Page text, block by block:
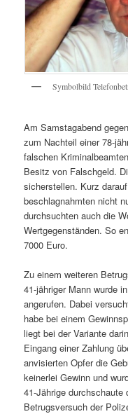
Symbolbild
Am Samstagabend
zum Nachteil einer 78-
falschen
Besitz von Falschgeld.
sicherstellen. Kurz
beschlagnahmten nicht
durchsuchten auch die
Wertgegenständen. So
7000 Euro.
Zu einem weiteren
41-jähriger Mann wurde
angerufen. Dabei
habe bei einem
liegt bei der Variante
Eingang einer Zahlung
anvisierten Opfer die
keinerlei Gewinn und
41-Jährige durchschaute
Betrugsversuch der